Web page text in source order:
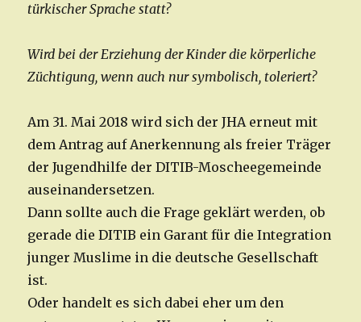
türkischer Sprache statt?
Wird bei der Erziehung der Kinder die körperliche
Züchtigung, wenn auch nur symbolisch, toleriert?
Am 31. Mai 2018 wird sich der JHA erneut mit
dem Antrag auf Anerkennung als freier Träger
der Jugendhilfe der DITIB-Moscheegemeinde
auseinandersetzen.
Dann sollte auch die Frage geklärt werden, ob
gerade die DITIB ein Garant für die Integration
junger Muslime in die deutsche Gesellschaft
ist.
Oder handelt es sich dabei eher um den